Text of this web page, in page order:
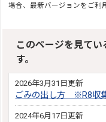
場合、最新バージョンをご利
このページを見て
す。
2026年3月31日更新
ごみの出し方 ※R8収
2024年6月17日更新